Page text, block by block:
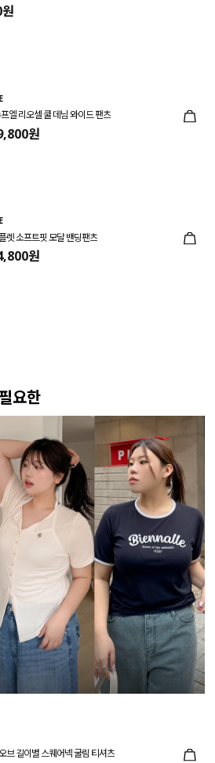
엘 리오셀 쿨 데님 와이드 팬츠
원
렛 소프트핏 모달 밴딩팬츠
원
요한
브 길이별 스퀘어넥 굴림 티셔츠